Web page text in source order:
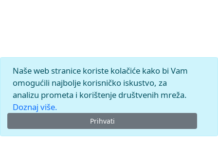
Naše web stranice koriste kolačiće kako bi Vam
omogućili najbolje korisničko iskustvo, za
analizu prometa i korištenje društvenih mreža.
Doznaj više.
Prihvati
© 2026.Leksikografski zavodMiroslav Krleža